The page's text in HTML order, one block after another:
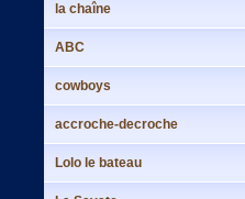
la chaîne
ABC
cowboys
accroche-decroche
Lolo le bateau